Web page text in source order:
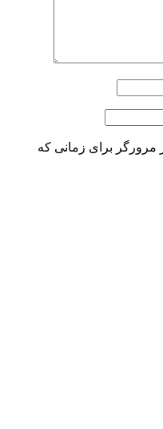
مرورگر برای زمانی که